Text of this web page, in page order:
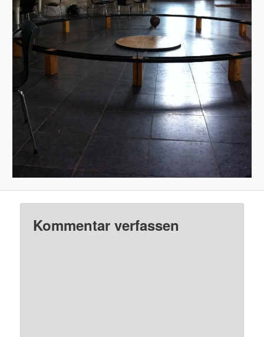
Kommentar verfassen